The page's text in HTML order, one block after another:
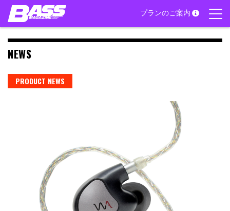
Skip
content
プランのご案内
NEWS
PRODUCT NEWS